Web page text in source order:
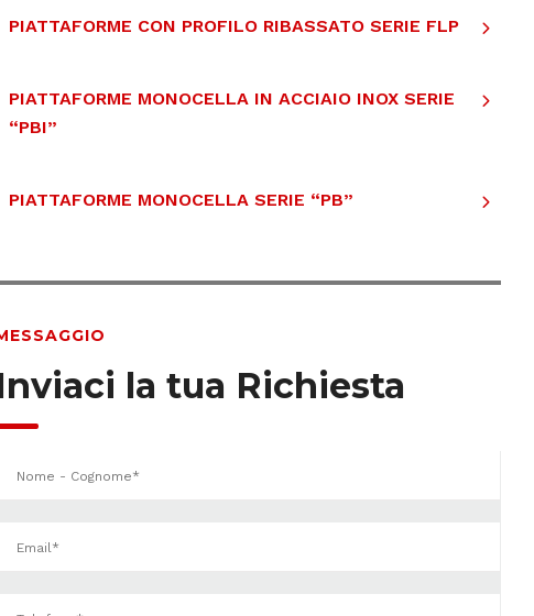
PIATTAFORME CON PROFILO RIBASSATO SERIE FLP
PIATTAFORME MONOCELLA IN ACCIAIO INOX SERIE
“PBI”
PIATTAFORME MONOCELLA SERIE “PB”
la tua Richiesta